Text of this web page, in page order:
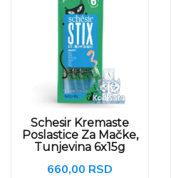
Schesir Kremaste
Poslastice Za Mačke,
Tunjevina 6x15g
660,00 RSD